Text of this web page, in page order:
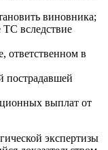
виновника;
вследствие
ответственном в
пострадавшей
выплат от
экспертизы